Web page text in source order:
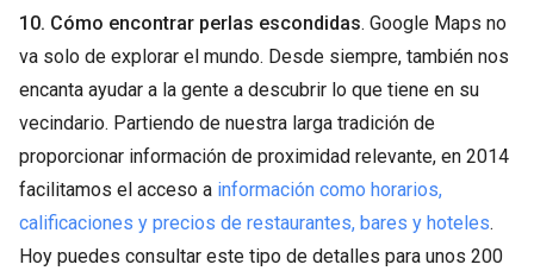
10. Cómo encontrar perlas escondidas. Google Maps no
va solo de explorar el mundo. Desde siempre, también nos
encanta ayudar a la gente a descubrir lo que tiene en su
vecindario. Partiendo de nuestra larga tradición de
proporcionar información de proximidad relevante, en 2014
facilitamos el acceso a información como horarios,
calificaciones y precios de restaurantes, bares y hoteles.
Hoy puedes consultar este tipo de detalles para unos 200